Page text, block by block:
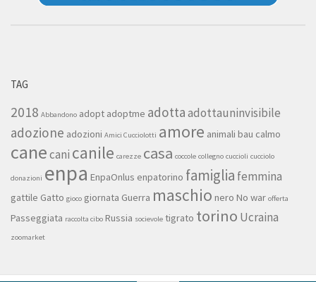
TAG
2018 Abbandono adopt adoptme adottaadottauninvisibile
adozione adozioni Amici Cucciolotti amore animali bau calmo
canecani canile carezze casa coccole collegno cuccioli cucciolo
donazioni enpa EnpaOnlus enpatorino famiglia femmina
gattile Gatto gioco giornata Guerra maschio nero No war offerta
Passeggiata raccolta cibo Russia socievole tigrato torino Ucraina
zoomarket